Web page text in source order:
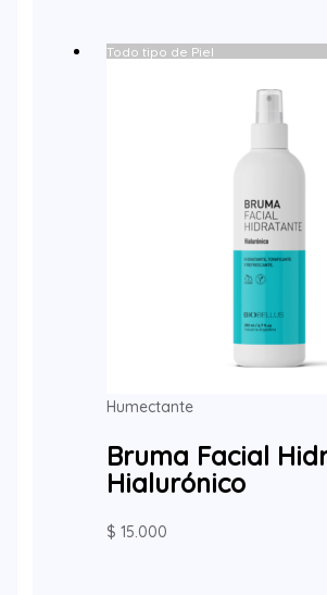
Todo tipo de Piel
Humectante
Bruma Facial
Hialurónico
$ 15.000